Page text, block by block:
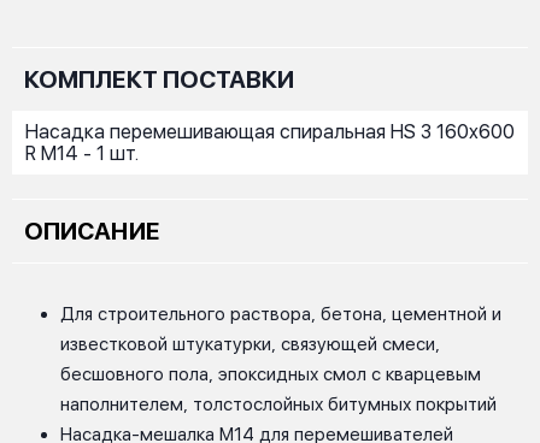
КОМПЛЕКТ ПОСТАВКИ
Насадка перемешивающая спиральная HS 3 160x600
R M14 - 1 шт.
ОПИСАНИЕ
Для строительного раствора, бетона, цементной и
известковой штукатурки, связующей смеси,
бесшовного пола, эпоксидных смол с кварцевым
наполнителем, толстослойных битумных покрытий
Насадка-мешалка M14 для перемешивателей